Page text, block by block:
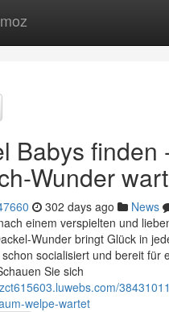
Babys finden
Wunder
302 days ago News
einem verspielten und
Wunder bringt Glück in
socialisiert und bereit für
Sie sich
welpe-wartet